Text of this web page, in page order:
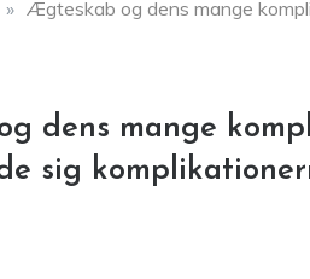
» Ægteskab og dens mange
dens mange
sig